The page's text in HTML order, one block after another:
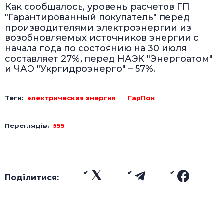
Как сообщалось, уровень расчетов ГП
"Гарантированный покупатель" перед
производителями электроэнергии из
возобновляемых источников энергии с
начала года по состоянию на 30 июля
составляет 27%, перед НАЭК "Энергоатом"
и ЧАО "Укргидроэнерго" – 57%.
Теги: электрическая энергия ГарПок
Переглядів: 555
Поділитися: